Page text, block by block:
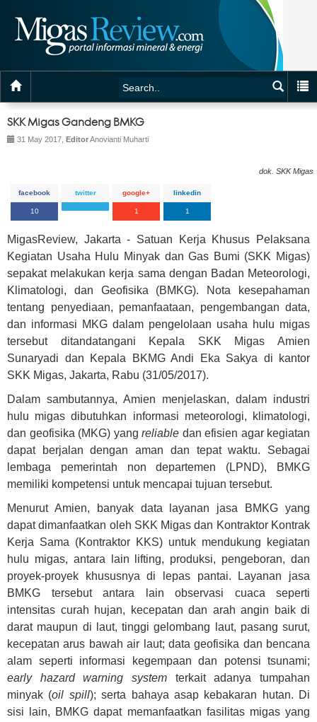
SKK Migas Gandeng BMKG
31 May 2017, EditorAnovianti Muharti
dok. SKK Migas
facebook
10
twitter google+
1
linkedin
1
MigasReview, Jakarta - Satuan Kerja Khusus Pelaksana
Kegiatan Usaha Hulu Minyak dan Gas Bumi (SKK Migas)
sepakat melakukan kerja sama dengan Badan Meteorologi,
Klimatologi, dan Geofisika (BMKG). Nota kesepahaman
tentang penyediaan, pemanfaataan, pengembangan data,
dan informasi MKG dalam pengelolaan usaha hulu migas
tersebut ditandatangani Kepala SKK Migas Amien
Sunaryadi dan Kepala BKMG Andi Eka Sakya di kantor
SKK Migas, Jakarta, Rabu (31/05/2017).
Dalam sambutannya, Amien menjelaskan, dalam industri
hulu migas dibutuhkan informasi meteorologi, klimatologi,
dan geofisika (MKG) yang reliable dan efisien agar kegiatan
dapat berjalan dengan aman dan tepat waktu. Sebagai
lembaga pemerintah non departemen (LPND), BMKG
memiliki kompetensi untuk mencapai tujuan tersebut.
Menurut Amien, banyak data layanan jasa BMKG yang
dapat dimanfaatkan oleh SKK Migas dan Kontraktor Kontrak
Kerja Sama (Kontraktor KKS) untuk mendukung kegiatan
hulu migas, antara lain lifting, produksi, pengeboran, dan
proyek-proyek khususnya di lepas pantai. Layanan jasa
BMKG tersebut antara lain observasi cuaca seperti
intensitas curah hujan, kecepatan dan arah angin baik di
darat maupun di laut, tinggi gelombang laut, pasang surut,
kecepatan arus bawah air laut; data geofisika dan bencana
alam seperti informasi kegempaan dan potensi tsunami;
early hazard warning system terkait adanya tumpahan
minyak (oil spill); serta bahaya asap kebakaran hutan. Di
sisi lain, BMKG dapat memanfaatkan fasilitas migas yang